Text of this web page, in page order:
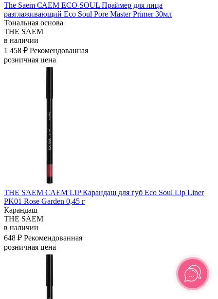
The Saem САЕМ ECO SOUL Праймер для лица
разглаживающий Eco Soul Pore Master Primer 30мл
Тональная основа
THE SAEM
в наличии
1 458 ₽ Рекомендованная
розничная цена
THE SAEM САЕМ LIP Карандаш для губ Eco Soul Lip Liner
PK01 Rose Garden 0,45 г
Карандаш
THE SAEM
в наличии
648 ₽ Рекомендованная
розничная цена